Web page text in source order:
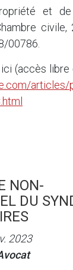
et
00786.
(accès libre
articles/
NON-
DU
2023